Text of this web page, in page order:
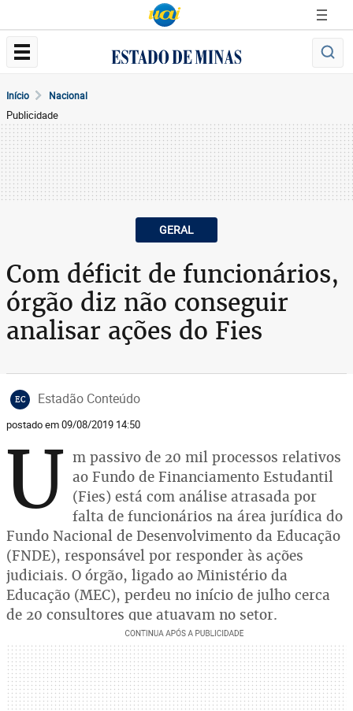
Início Nacional
Publicidade
GERAL
Com déficit de funcionários,
órgão diz não conseguir
analisar ações do Fies
EC Estadão Conteúdo
postado em 09/08/2019 14:50
U m passivo de 20 mil processos relativos
ao Fundo de Financiamento Estudantil
(Fies) está com análise atrasada por
falta de funcionários na área jurídica do
Fundo Nacional de Desenvolvimento da Educação
(FNDE), responsável por responder às ações
judiciais. O órgão, ligado ao Ministério da
Educação (MEC), perdeu no início de julho cerca
de 20 consultores que atuavam no setor.